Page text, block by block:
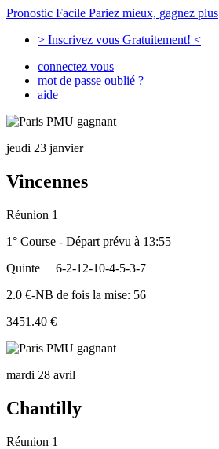
Pronostic Facile Pariez mieux, gagnez plus
> Inscrivez vous Gratuitement! <
connectez vous
mot de passe oublié ?
aide
jeudi 23 janvier
Vincennes
Réunion 1
1° Course - Départ prévu à 13:55
Quinte
6-2-12-10-4-5-3-7
2.0 €-NB de fois la mise: 56
3451.40 €
mardi 28 avril
Chantilly
Réunion 1